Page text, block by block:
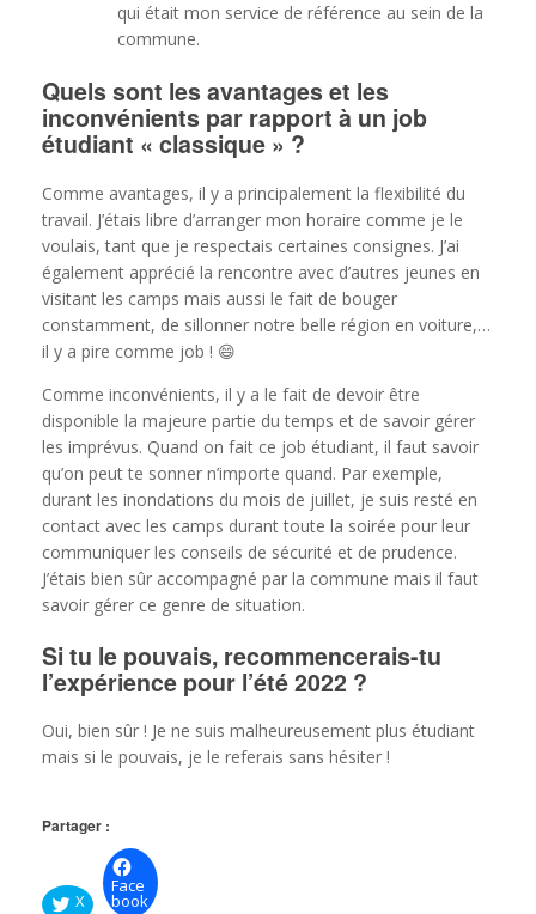
qui était mon service de référence au sein de la
commune.
Quels sont les avantages et les
inconvénients par rapport à un job
étudiant « classique » ?
Comme avantages, il y a principalement la flexibilité du
travail. J’étais libre d’arranger mon horaire comme je le
voulais, tant que je respectais certaines consignes. J’ai
également apprécié la rencontre avec d’autres jeunes en
visitant les camps mais aussi le fait de bouger
constamment, de sillonner notre belle région en voiture,…
il y a pire comme job ! 😄
Comme inconvénients, il y a le fait de devoir être
disponible la majeure partie du temps et de savoir gérer
les imprévus. Quand on fait ce job étudiant, il faut savoir
qu’on peut te sonner n’importe quand. Par exemple,
durant les inondations du mois de juillet, je suis resté en
contact avec les camps durant toute la soirée pour leur
communiquer les conseils de sécurité et de prudence.
J’étais bien sûr accompagné par la commune mais il faut
savoir gérer ce genre de situation.
Si tu le pouvais, recommencerais-tu
l’expérience pour l’été 2022 ?
Oui, bien sûr ! Je ne suis malheureusement plus étudiant
mais si le pouvais, je le referais sans hésiter !
Partager :
X
Face
book